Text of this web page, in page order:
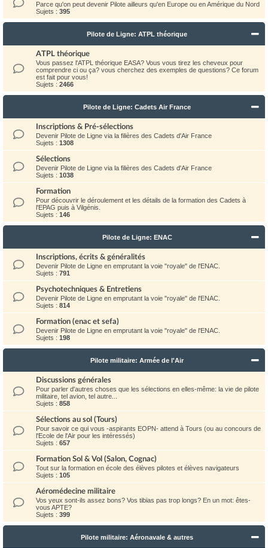
Parce qu'on peut devenir Pilote ailleurs qu'en Europe ou en Amérique du Nord
Sujets : 395
Pilote de Ligne: ATPL théorique
ATPL théorique
Vous passez l'ATPL théorique EASA? Vous vous tirez les cheveux pour
comprendre ci ou ça? vous cherchez des exemples de questions? Ce forum
est fait pour vous!
Sujets : 2466
Pilote de Ligne: Cadets Air France
Inscriptions & Pré-sélections
Devenir Pilote de Ligne via la filières des Cadets d'Air France
Sujets : 1308
Sélections
Devenir Pilote de Ligne via la filières des Cadets d'Air France
Sujets : 1038
Formation
Pour découvrir le déroulement et les détails de la formation des Cadets à
l'EPAG puis à Vilgénis.
Sujets : 146
Pilote de Ligne: ENAC
Inscriptions, écrits & généralités
Devenir Pilote de Ligne en emprutant la voie "royale" de l'ENAC.
Sujets : 791
Psychotechniques & Entretiens
Devenir Pilote de Ligne en emprutant la voie "royale" de l'ENAC.
Sujets : 814
Formation (enac et sefa)
Devenir Pilote de Ligne en emprutant la voie "royale" de l'ENAC.
Sujets : 198
Pilote militaire: Armée de l'Air
Discussions générales
Pour parler d'autres choses que les sélections en elles-même: la vie de pilote
militaire, tel avion, tel autre...
Sujets : 858
Sélections au sol (Tours)
Pour savoir ce qui vous -aspirants EOPN- attend à Tours (ou au concours de
l'Ecole de l'Air pour les intéressés)
Sujets : 657
Formation Sol & Vol (Salon, Cognac)
Tout sur la formation en école des élèves pilotes et élèves navigateurs
Sujets : 105
Aéromédecine militaire
Vos yeux sont-ils assez bons? Vos tibias pas trop longs? En un mot: êtes-
vous APTE?
Sujets : 399
Pilote militaire: Aéronavale & autres